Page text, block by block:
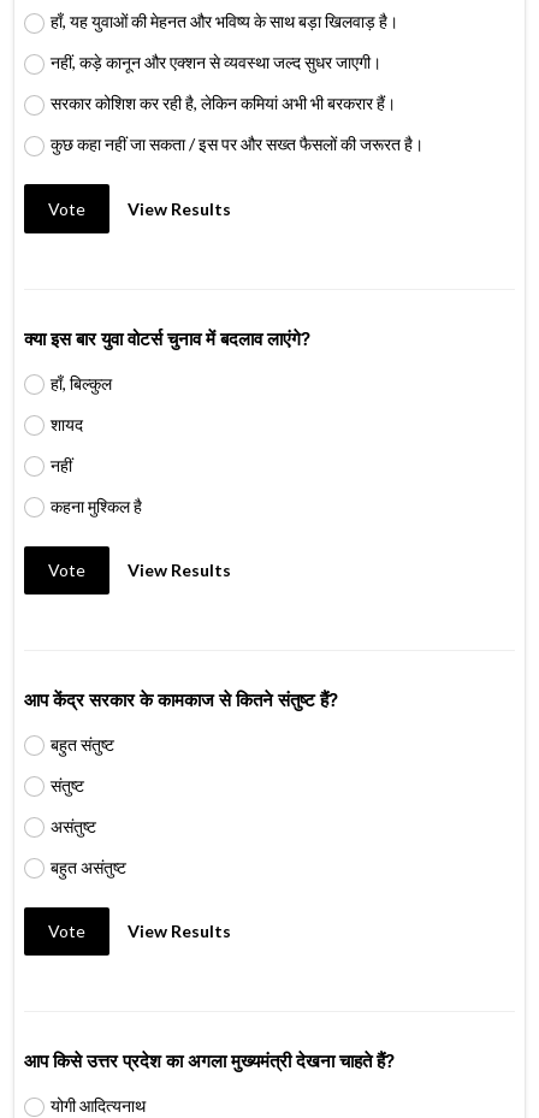
हाँ, यह युवाओं की मेहनत और भविष्य के साथ बड़ा खिलवाड़ है।
नहीं, कड़े कानून और एक्शन से व्यवस्था जल्द सुधर जाएगी।
सरकार कोशिश कर रही है, लेकिन कमियां अभी भी बरकरार हैं।
कुछ कहा नहीं जा सकता / इस पर और सख्त फैसलों की जरूरत है।
Vote View Results
क्या इस बार युवा वोटर्स चुनाव में बदलाव लाएंगे?
हाँ, बिल्कुल
शायद
नहीं
कहना मुश्किल है
Vote View Results
आप केंद्र सरकार के कामकाज से कितने संतुष्ट हैं?
बहुत संतुष्ट
संतुष्ट
असंतुष्ट
बहुत असंतुष्ट
Vote View Results
आप किसे उत्तर प्रदेश का अगला मुख्यमंत्री देखना चाहते हैं?
योगी आदित्यनाथ